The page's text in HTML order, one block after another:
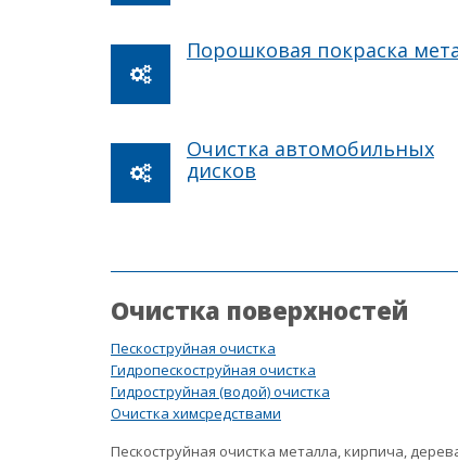
Порошковая покраска
Очистка автомобильных
дисков
Очистка поверхностей
Пескоструйная очистка
Гидропескоструйная очистка
Гидроструйная (водой) очистка
Очистка химсредствами
Пескоструйная очистка металла, кирпича,